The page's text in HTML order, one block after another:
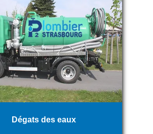
Dégats des eaux